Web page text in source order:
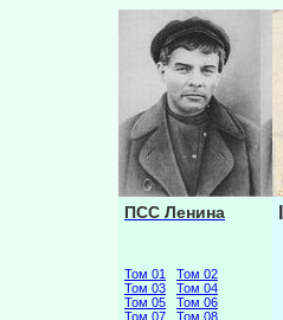
ПСС Ленина
Том 01
Том 02
Том 03
Том 04
Том 05
Том 06
Том 07
Том 08